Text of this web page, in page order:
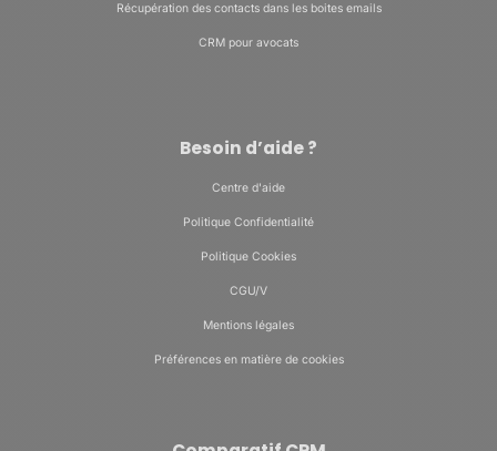
Récupération des contacts dans les boites emails
CRM pour avocats
Besoin d’aide ?
Centre d'aide
Politique Confidentialité
Politique Cookies
CGU/V
Mentions légales
Préférences en matière de cookies